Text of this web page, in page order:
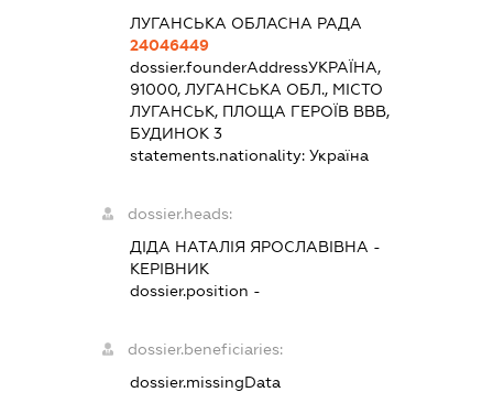
ЛУГАНСЬКА ОБЛАСНА РАДА
24046449
dossier.founderAddressУКРАЇНА,
91000, ЛУГАНСЬКА ОБЛ., МІСТО
ЛУГАНСЬК, ПЛОЩА ГЕРОЇВ ВВВ,
БУДИНОК 3
statements.nationality:Україна
dossier.heads:
ДІДА НАТАЛІЯ ЯРОСЛАВІВНА -
КЕРІВНИК
dossier.position -
dossier.beneficiaries:
dossier.missingData